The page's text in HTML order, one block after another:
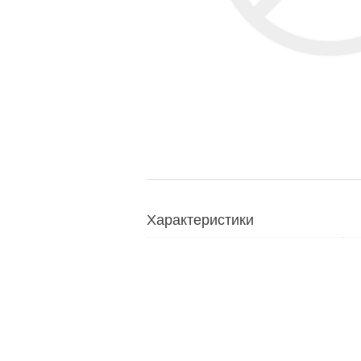
Характеристики